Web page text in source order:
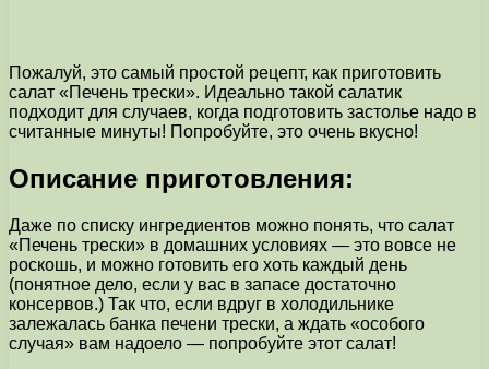
Пожалуй, это самый простой рецепт, как приготовить
салат «Печень трески». Идеально такой салатик
подходит для случаев, когда подготовить застолье надо в
считанные минуты! Попробуйте, это очень вкусно!
Описание приготовления:
Даже по списку ингредиентов можно понять, что салат
«Печень трески» в домашних условиях — это вовсе не
роскошь, и можно готовить его хоть каждый день
(понятное дело, если у вас в запасе достаточно
консервов.) Так что, если вдруг в холодильнике
залежалась банка печени трески, а ждать «особого
случая» вам надоело — попробуйте этот салат!